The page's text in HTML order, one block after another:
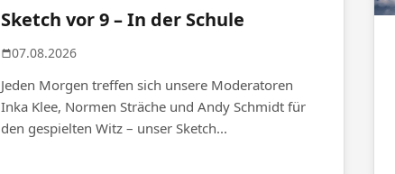
Sketch vor 9 – In der Schule
07.08.2026
Jeden Morgen treffen sich unsere Moderatoren
Inka Klee, Normen Sträche und Andy Schmidt für
den gespielten Witz – unser Sketch...